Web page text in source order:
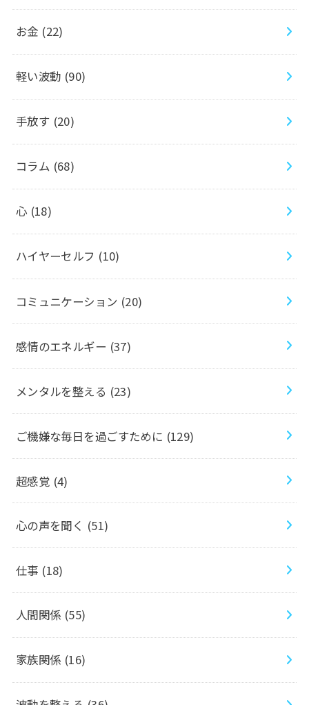
お金 (22)
軽い波動 (90)
手放す (20)
コラム (68)
心 (18)
ハイヤーセルフ (10)
コミュニケーション (20)
感情のエネルギー (37)
メンタルを整える (23)
ご機嫌な毎日を過ごすために (129)
超感覚 (4)
心の声を聞く (51)
仕事 (18)
人間関係 (55)
家族関係 (16)